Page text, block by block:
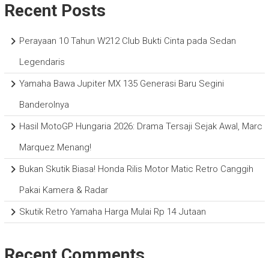
Recent Posts
Perayaan 10 Tahun W212 Club Bukti Cinta pada Sedan
Legendaris
Yamaha Bawa Jupiter MX 135 Generasi Baru Segini
Banderolnya
Hasil MotoGP Hungaria 2026: Drama Tersaji Sejak Awal, Marc
Marquez Menang!
Bukan Skutik Biasa! Honda Rilis Motor Matic Retro Canggih
Pakai Kamera & Radar
Skutik Retro Yamaha Harga Mulai Rp 14 Jutaan